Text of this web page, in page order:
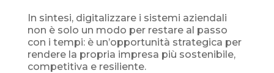
In sintesi, digitalizzare i sistemi aziendali
non è solo un modo per restare al passo
con i tempi: è un’opportunità strategica per
rendere la propria impresa più sostenibile,
competitiva e resiliente.